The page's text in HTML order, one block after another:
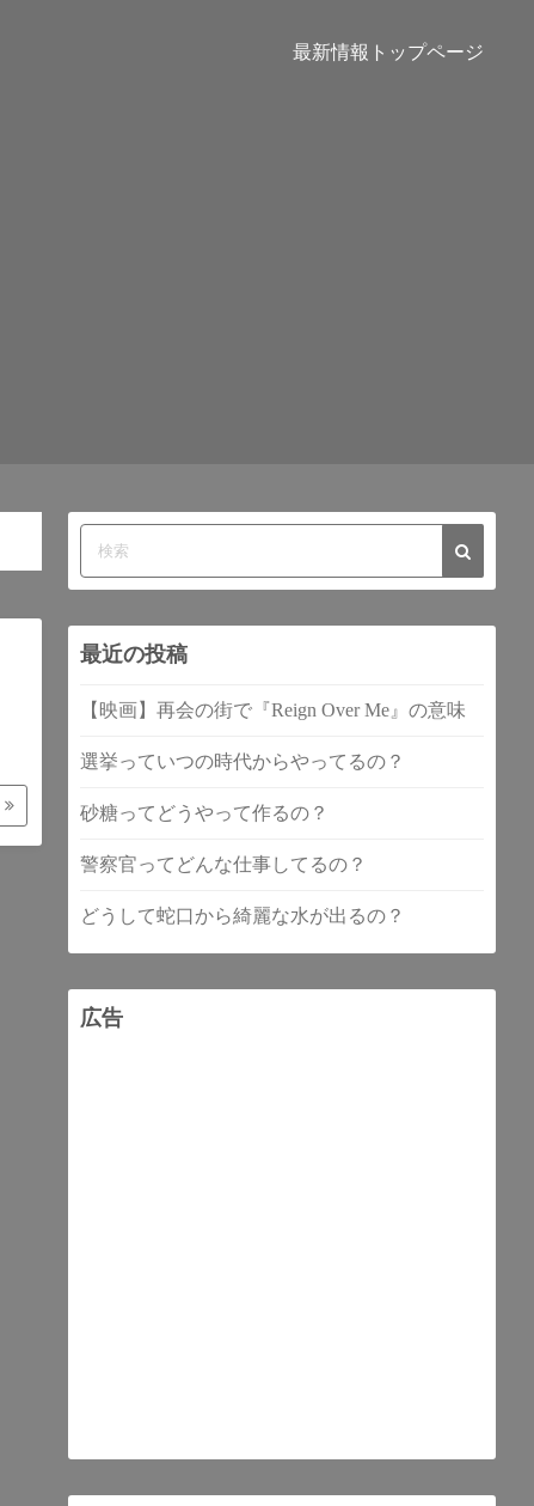
最新情報トップページ
最近の投稿
【映画】再会の街で『Reign Over Me』の意味
選挙っていつの時代からやってるの？
砂糖ってどうやって作るの？
警察官ってどんな仕事してるの？
どうして蛇口から綺麗な水が出るの？
広告